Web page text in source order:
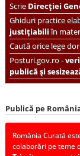
ScrieDirecției
Ghiduri practice
justițiabiliîn
Caută orice lege
Posturi.gov.ro -
publică și
Publică pe
România Curată
colaborări pe teme